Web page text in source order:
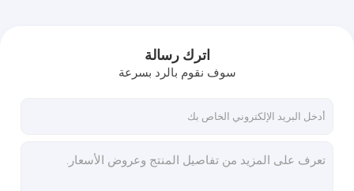
اترك رسالة
سوف نقوم بالرد بسرعة